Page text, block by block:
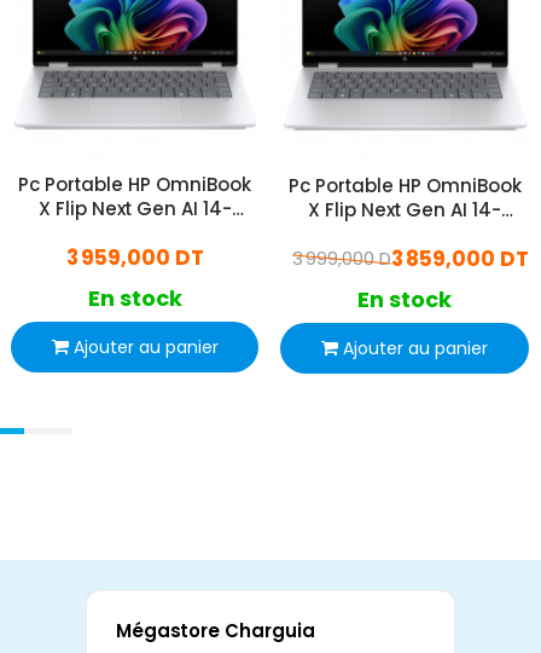
Pc Portable HP OmniBook
X Flip Next Gen AI 14-
512Go SSD Windows 11 Pro
3 959,000 DT
En stock
Ajouter au panier
Pc Portable HP OmniBook
X Flip Next Gen AI 14-
512Go SSD Windows 11
3 859,000 DT
3 999,000 DT
En stock
Ajouter au panier
Mégastore Charguia